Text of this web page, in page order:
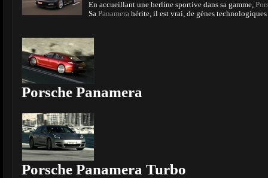
En accueillant une berline sportive dans sa gamme,
Sa Panamera hérite, il est vrai, de gènes
Porsche Panamera
Porsche Panamera Turbo